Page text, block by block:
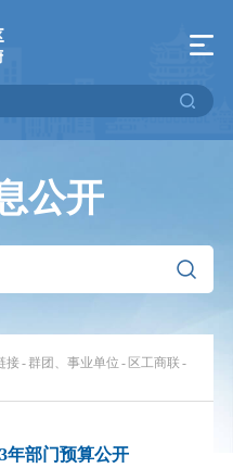
公开
接- 群团、事业单位 - 区工商联 -
年部门预算公开